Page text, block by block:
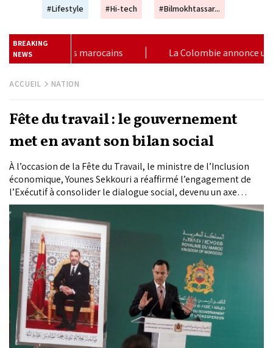
#Lifestyle #Hi-tech #Bilmokhtassar...
BREAKING
NEWSannonce un changement de sa position et reconnaît la
ACCUEIL NATION
Fête du travail : le gouvernement
met en avant son bilan social
À l’occasion de la Fête du Travail, le ministre de l’Inclusion
économique, Younes Sekkouri a réaffirmé l’engagement de
l’Exécutif à consolider le dialogue social, devenu un axe
structurant des politiques publiques. Plusieurs avancées ont
été mises en avant, entre revalorisations salariales, réformes
législatives et renforcement des mécanismes de régulation
du travail.